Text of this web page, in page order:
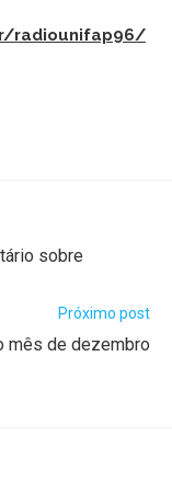
radiounifap96/
sobre
Próximo post
mês de dezembro